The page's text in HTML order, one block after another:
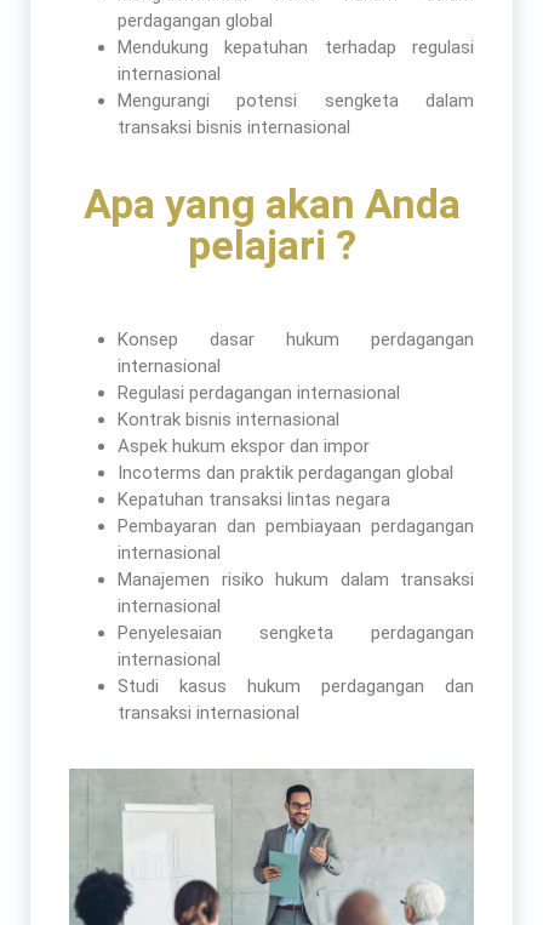
perdagangan global
Mendukung kepatuhan terhadap regulasi
internasional
Mengurangi potensi sengketa dalam
transaksi bisnis internasional
Apa yang akan Anda
pelajari ?
Konsep dasar hukum perdagangan
internasional
Regulasi perdagangan internasional
Kontrak bisnis internasional
Aspek hukum ekspor dan impor
Incoterms dan praktik perdagangan global
Kepatuhan transaksi lintas negara
Pembayaran dan pembiayaan perdagangan
internasional
Manajemen risiko hukum dalam transaksi
internasional
Penyelesaian sengketa perdagangan
internasional
Studi kasus hukum perdagangan dan
transaksi internasional